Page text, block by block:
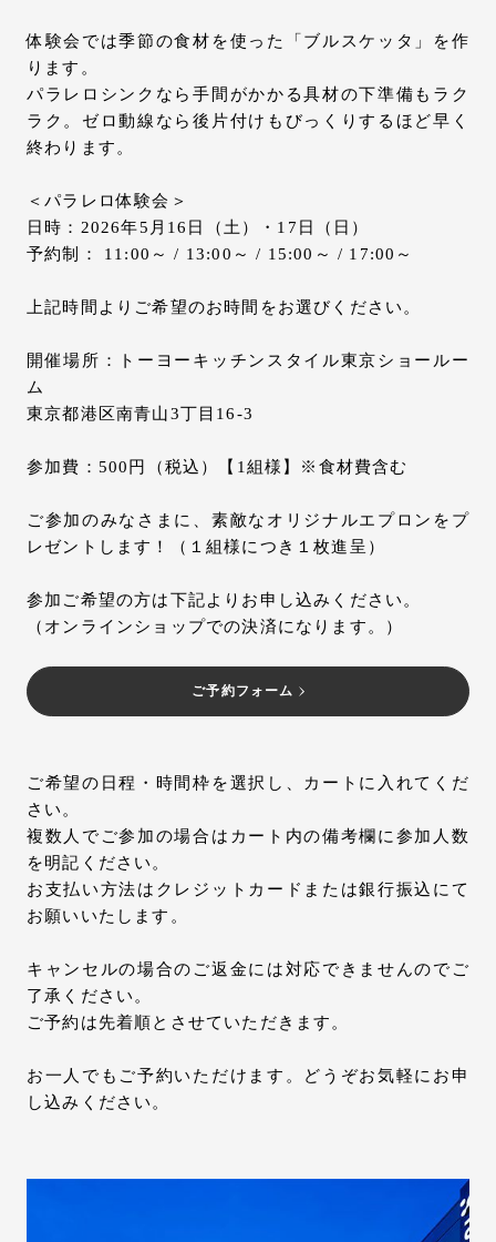
体験会では季節の食材を使った「ブルスケッタ」を作
ります。
パラレロシンクなら手間がかかる具材の下準備もラク
ラク。ゼロ動線なら後片付けもびっくりするほど早く
終わります。
＜パラレロ体験会＞
日時：2026年5月16日（土）・17日（日）
予約制： 11:00～ / 13:00～ / 15:00～ / 17:00～
上記時間よりご希望のお時間をお選びください。
開催場所：トーヨーキッチンスタイル東京ショールー
ム
東京都港区南青山3丁目16-3
参加費：500円（税込）【1組様】※食材費含む
ご参加のみなさまに、素敵なオリジナルエプロンをプ
レゼントします！（１組様につき１枚進呈）
参加ご希望の方は下記よりお申し込みください。
（オンラインショップでの決済になります。）
ご予約フォーム
ご希望の日程・時間枠を選択し、カートに入れてくだ
さい。
複数人でご参加の場合はカート内の備考欄に参加人数
を明記ください。
お支払い方法はクレジットカードまたは銀行振込にて
お願いいたします。
キャンセルの場合のご返金には対応できませんのでご
了承ください。
ご予約は先着順とさせていただきます。
お一人でもご予約いただけます。どうぞお気軽にお申
し込みください。